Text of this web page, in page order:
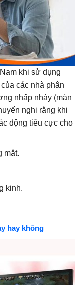
khi sử dụng
các nhà phân
nhấp nháy (màn
nghi rằng khi
động tiêu cực cho
mắt.
kinh.
hay không